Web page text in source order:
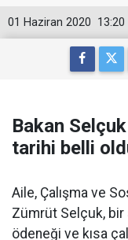
13:20
01 Haziran 2020
Bakan
tarihi belli
Aile, Çalışma ve
Zümrüt Selçuk, bir
ödeneği ve kısa